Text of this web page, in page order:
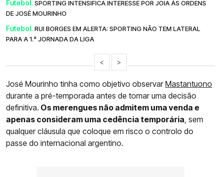
Futebol. SPORTING INTENSIFICA INTERESSE POR JOIA ÀS ORDENS
DE JOSÉ MOURINHO
Futebol. RUI BORGES EM ALERTA: SPORTING NÃO TEM LATERAL
PARA A 1.ª JORNADA DA LIGA
< >
José Mourinho tinha como objetivo observarMastantuono
durante a pré-temporada antes de tomar uma decisão
definitiva. Os merengues não admitem uma venda e
apenas consideram uma cedência temporária , sem
qualquer cláusula que coloque em risco o controlo do
passe do internacional argentino.